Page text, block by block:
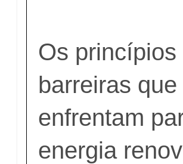
Os
barreiras
enfrentam
energia